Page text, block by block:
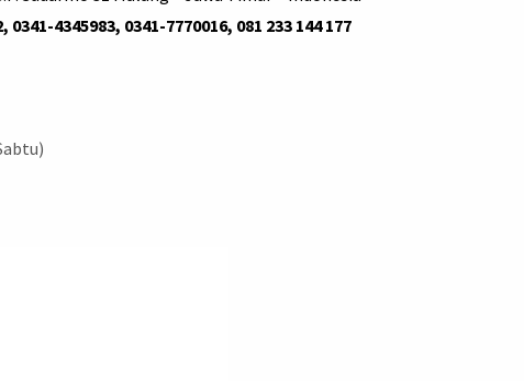
0341-4345983, 0341-7770016, 081 233 144 177